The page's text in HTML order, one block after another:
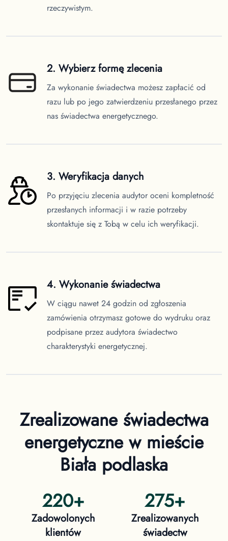
rzeczywistym.
2. Wybierz formę zlecenia
Za wykonanie świadectwa możesz zapłacić od
razu lub po jego zatwierdzeniu przesłanego przez
nas świadectwa energetycznego.
3. Weryfikacja danych
Po przyjęciu zlecenia audytor oceni kompletność
przesłanych informacji i w razie potrzeby
skontaktuje się z Tobą w celu ich weryfikacji.
4. Wykonanie świadectwa
W ciągu nawet 24 godzin od zgłoszenia
zamówienia otrzymasz gotowe do wydruku oraz
podpisane przez audytora świadectwo
charakterystyki energetycznej.
Zrealizowane świadectwa
energetyczne w mieście
Biała podlaska
220+
Zadowolonych
klientów
275+
Zrealizowanych
świadectw